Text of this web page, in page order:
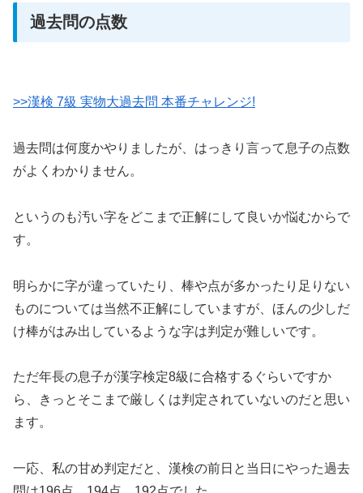
過去問の点数
>>漢検 7級 実物大過去問 本番チャ レンジ!
過去問は何度かやりましたが、はっきり言って息子の点数
がよくわかりません。
というのも汚い字をどこまで正解にして良いか悩むからで
す。
明らかに字が違っていたり、棒や点が多かったり足りない
ものについては当然不正解にしていますが、ほんの少しだ
け棒がはみ出しているような字は判定が難しいです。
ただ年長の息子が漢字検定8級に合格するぐらいですか
ら、きっとそこまで厳しくは判定されていないのだと思い
ます。
一応、私の甘め判定だと、漢検の前日と当日にやった過去